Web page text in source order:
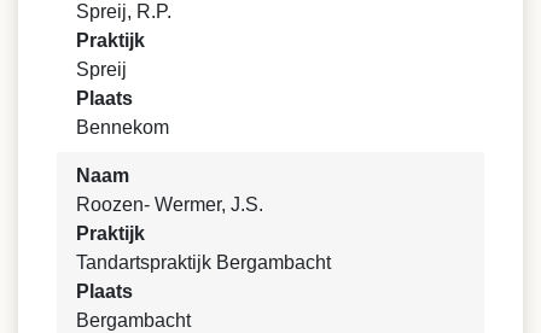
Spreij, R.P.
Praktijk
Spreij
Plaats
Bennekom
Naam
Roozen- Wermer, J.S.
Praktijk
Tandartspraktijk Bergambacht
Plaats
Bergambacht